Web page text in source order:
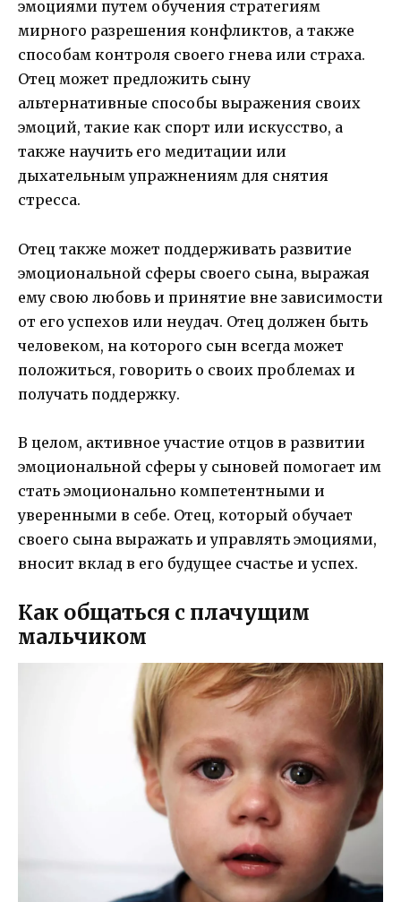
эмоциями путем обучения стратегиям
мирного разрешения конфликтов, а также
способам контроля своего гнева или страха.
Отец может предложить сыну
альтернативные способы выражения своих
эмоций, такие как спорт или искусство, а
также научить его медитации или
дыхательным упражнениям для снятия
стресса.
Отец также может поддерживать развитие
эмоциональной сферы своего сына, выражая
ему свою любовь и принятие вне зависимости
от его успехов или неудач. Отец должен быть
человеком, на которого сын всегда может
положиться, говорить о своих проблемах и
получать поддержку.
В целом, активное участие отцов в развитии
эмоциональной сферы у сыновей помогает им
стать эмоционально компетентными и
уверенными в себе. Отец, который обучает
своего сына выражать и управлять эмоциями,
вносит вклад в его будущее счастье и успех.
Как общаться с плачущим
мальчиком